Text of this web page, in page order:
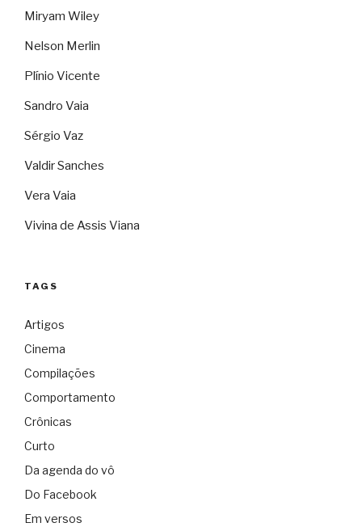
Miryam Wiley
Nelson Merlin
Plínio Vicente
Sandro Vaia
Sérgio Vaz
Valdir Sanches
Vera Vaia
Vivina de Assis Viana
TAGS
Artigos
Cinema
Compilações
Comportamento
Crônicas
Curto
Da agenda do vô
Do Facebook
Em versos